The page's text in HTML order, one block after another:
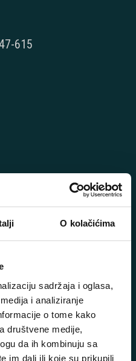
O kolačićima
sadržaja i oglasa,
i analiziranje
o tome kako
društvene medije,
da ih kombinuju sa
im dali ili koje su prikupili
615